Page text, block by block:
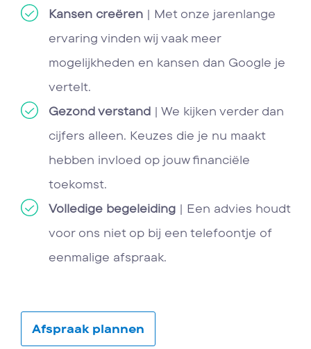
Kansen creëren | Met onze jarenlange
ervaring vinden wij vaak meer
mogelijkheden en kansen dan Google je
vertelt.
Gezond verstand | We kijken verder dan
cijfers alleen. Keuzes die je nu maakt
hebben invloed op jouw financiële
toekomst.
Volledige begeleiding | Een advies houdt
voor ons niet op bij een telefoontje of
eenmalige afspraak.
Afspraak plannen